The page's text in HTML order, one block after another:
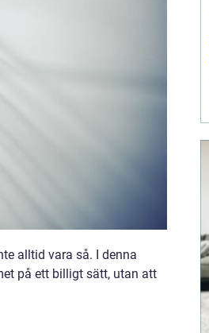
alltid vara så. I denna
på ett billigt sätt, utan att